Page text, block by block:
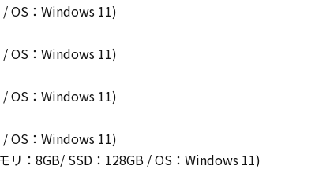
OS：Windows 11)
OS：Windows 11)
OS：Windows 11)
OS：Windows 11)
：8GB/ SSD：128GB / OS：Windows 11)